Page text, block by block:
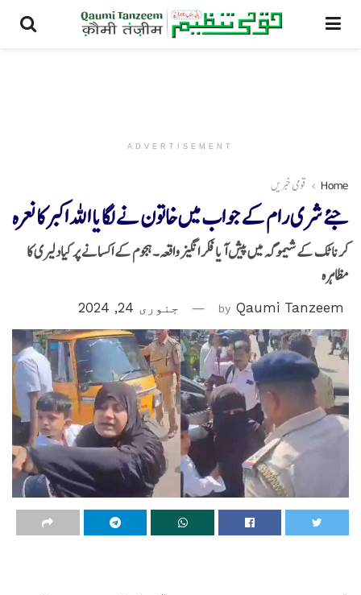
ADVERTISEMENT
Home قومی خبریں
جئے شری رام کے جواب میں خاتون نے لگایا اللہ اکبر کا نعرہ
کرناٹک کے شیموگہ میں پیش آیا فکر انگیز واقعہ۔ہجوم کے اکسانے پر کیادلیری کا
مظاہرہ
by Qaumi Tanzeem جنوری 24, 2024